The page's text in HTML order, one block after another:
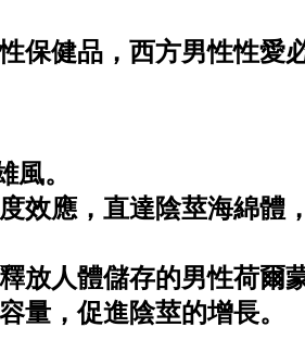
保健品，西方男性性愛
。
效應，直達陰莖海綿體
放人體儲存的男性荷爾
量，促進陰莖的增長。